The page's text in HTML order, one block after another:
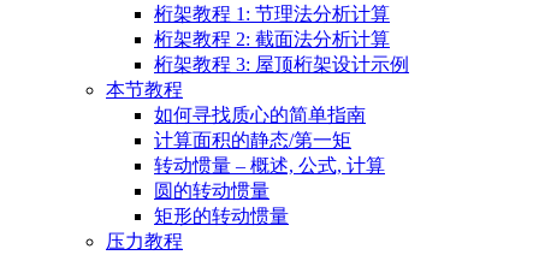
桁架教程 1: 节理法分析计算
桁架教程 2: 截面法分析计算
桁架教程 3: 屋顶桁架设计示例
本节教程
如何寻找质心的简单指南
计算面积的静态/第一矩
转动惯量 – 概述, 公式, 计算
圆的转动惯量
矩形的转动惯量
压力教程